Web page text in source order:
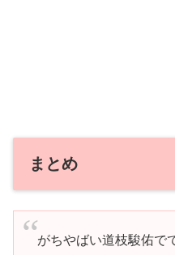
まとめ
がちやばい道枝駿佑で